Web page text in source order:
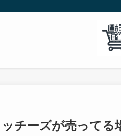
ッチーズが売って